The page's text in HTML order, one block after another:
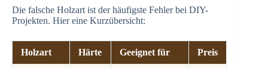
Die falsche Holzart ist der häufigste Fehler bei DIY-
Projekten. Hier eine Kurzübersicht:
Holzart Härte Geeignet für Preis